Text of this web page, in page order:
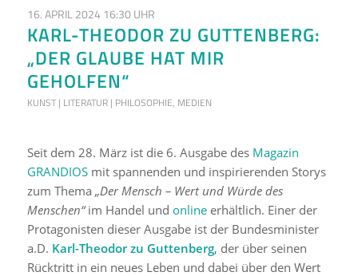
16. APRIL 2024 16:30 UHR
KARL-THEODOR ZU GUTTENBERG:
„DER GLAUBE HAT MIR
GEHOLFEN“
KUNST | LITERATUR | PHILOSOPHIE, MEDIEN
Seit dem 28. März ist die 6. Ausgabe des Magazin
GRANDIOSmit spannenden und inspirierenden Storys
zum Thema „Der Mensch – Wert und Würde des
Menschen“im Handel und onlineerhältlich. Einer der
Protagonisten dieser Ausgabe ist der Bundesminister
a.D. Karl-Theodor zu Guttenberg, der über seinen
Rücktritt in ein neues Leben und dabei über den Wert